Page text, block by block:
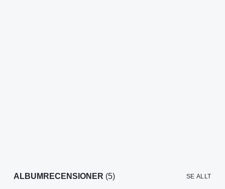
ALBUMRECENSIONER (5) SE ALLT